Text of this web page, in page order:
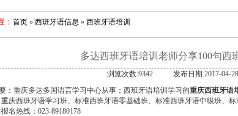
： 首页 » 西班牙语信息 » 西班牙语培训
多达西班牙语培训老师分享100句西
浏览次数:9342
发布日期:2017-04-28
：重庆多达多国语言学习中心从事：西班牙语培训学习的重庆西班牙语
庆西班牙语学习班、标准西班牙语零基础班、标准西班牙语中级班、
名热线：023-89180178